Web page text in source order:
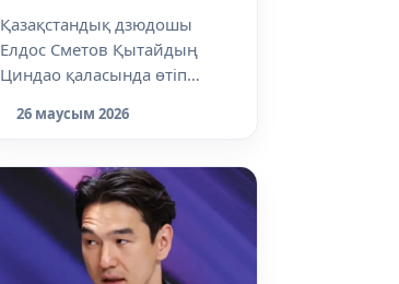
Қазақстандық дзюдошы
Елдос Сметов Қытайдың
Циндао қаласында өтіп
екінші жеңісіне қо...
26 маусым 2026